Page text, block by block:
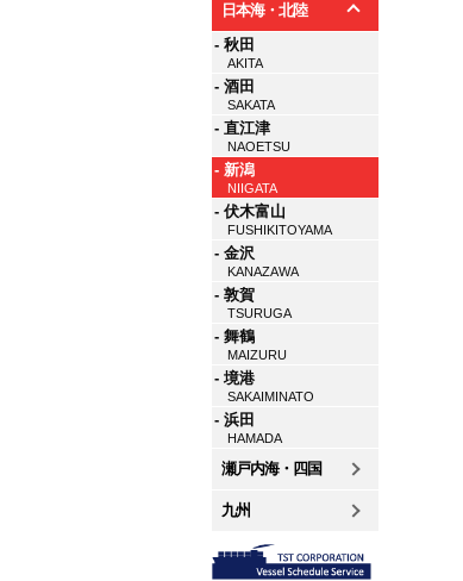
日本海・北陸
- 秋田
AKITA
- 酒田
SAKATA
- 直江津
NAOETSU
- 新潟
NIIGATA
- 伏木富山
FUSHIKITOYAMA
- 金沢
KANAZAWA
- 敦賀
TSURUGA
- 舞鶴
MAIZURU
- 境港
SAKAIMINATO
- 浜田
HAMADA
瀬戸内海・四国
九州